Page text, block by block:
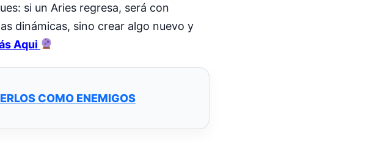
si un Aries regresa, será con
dinámicas, sino crear algo nuevo y
Aqui
COMO ENEMIGOS